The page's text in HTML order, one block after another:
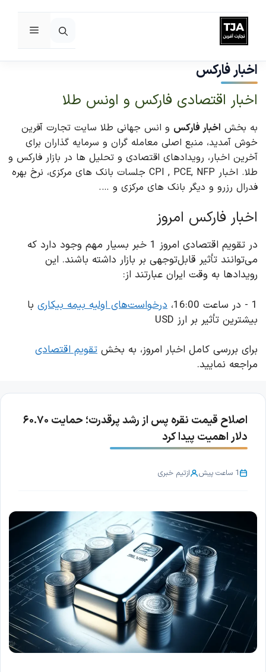
پرش
به
محتوا
فهرست
اخبار فارکس
اخبار اقتصادی فارکس و اونس طلا
به بخش اخبار فارکس و انس جهانی طلا سایت تجارت آفرین
خوش آمدید، منبع اصلی معامله گران و سرمایه گذاران برای
آخرین اخبار، رویدادهای اقتصادی و تحلیل ها در بازار فارکس و
طلا. اخبار CPI , PCE, NFP جلسات بانک های مرکزی، نرخ بهره
فدرال رزرو و دیگر بانک های مرکزی و ….
اخبار فارکس امروز
در تقویم اقتصادی امروز 1 خبر بسیار مهم وجود دارد که
می‌توانند تأثیر قابل‌توجهی بر بازار داشته باشند. این
رویدادها به وقت ایران عبارتند از:
1 - در ساعت 16:00،
درخواست‌های اولیه بیمه بیکاری با
بیشترین تأثیر بر ارز USD
برای بررسی کامل اخبار امروز، به بخش تقویم اقتصادی
مراجعه نمایید.
اصلاح قیمت نقره پس از رشد پرقدرت؛ حمایت ۶۰.۷۰
دلار اهمیت پیدا کرد
1 ساعت پیش ازتیم خبری